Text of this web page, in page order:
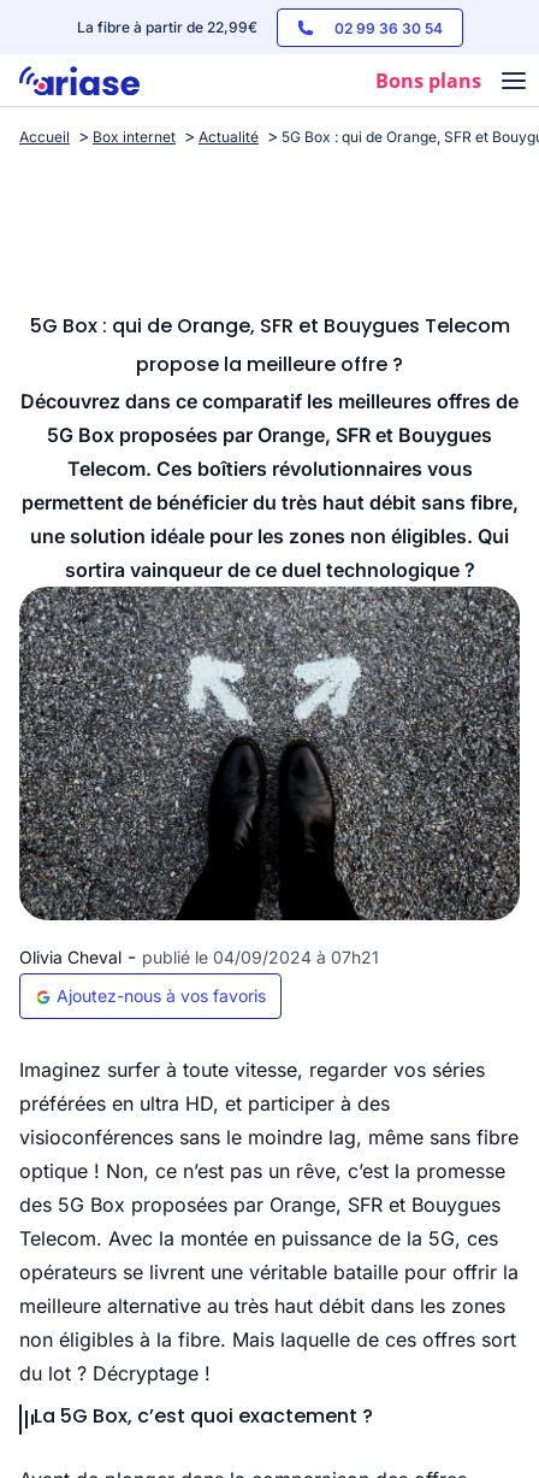
La fibre à partir de 22,99€ 02 99 36 30 54
Bons plans
Box internet
Streaming
Accueil Box internet Actualité 5G Box : qui de Orange, SFR et
5G Box : qui de Orange, SFR et Bouygues Telecom
propose la meilleure offre ?
Découvrez dans ce comparatif les meilleures offres de
5G Box proposées par Orange, SFR et Bouygues
Telecom. Ces boîtiers révolutionnaires vous
permettent de bénéficier du très haut débit sans fibre,
une solution idéale pour les zones non éligibles. Qui
sortira vainqueur de ce duel technologique ?
Olivia Cheval - publié le 04/09/2024 à 07h21
Ajoutez-nous à vos favoris
Imaginez surfer à toute vitesse, regarder vos séries
préférées en ultra HD, et participer à des
visioconférences sans le moindre lag, même sans fibre
optique ! Non, ce n’est pas un rêve, c’est la promesse
des 5G Box proposées par Orange, SFR et Bouygues
Telecom. Avec la montée en puissance de la 5G, ces
opérateurs se livrent une véritable bataille pour offrir la
meilleure alternative au très haut débit dans les zones
non éligibles à la fibre. Mais laquelle de ces offres sort
du lot ? Décryptage !
La 5G Box, c’est quoi exactement ?